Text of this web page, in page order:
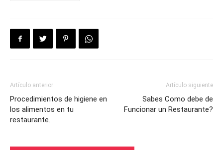
Artículo anterior
Procedimientos de higiene en
los alimentos en tu
restaurante.
Artículo siguiente
Sabes Como debe de
Funcionar un Restaurante?